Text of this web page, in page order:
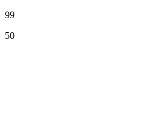
99
50